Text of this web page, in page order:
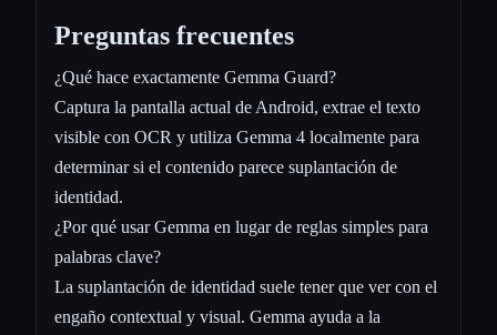
Preguntas frecuentes
¿Qué hace exactamente Gemma Guard?
Captura la pantalla actual de Android, extrae el texto
visible con OCR y utiliza Gemma 4 localmente para
determinar si el contenido parece suplantación de
identidad.
¿Por qué usar Gemma en lugar de reglas simples para
palabras clave?
La suplantación de identidad suele tener que ver con el
engaño contextual y visual. Gemma ayuda a la